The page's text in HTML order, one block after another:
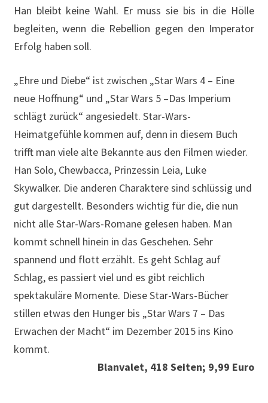
Han bleibt keine Wahl. Er muss sie bis in die Hölle
begleiten, wenn die Rebellion gegen den Imperator
Erfolg haben soll.
„Ehre und Diebe“ ist zwischen „Star Wars 4 – Eine
neue Hoffnung“ und „Star Wars 5 –Das Imperium
schlägt zurück“ angesiedelt. Star-Wars-
Heimatgefühle kommen auf, denn in diesem Buch
trifft man viele alte Bekannte aus den Filmen wieder.
Han Solo, Chewbacca, Prinzessin Leia, Luke
Skywalker. Die anderen Charaktere sind schlüssig und
gut dargestellt. Besonders wichtig für die, die nun
nicht alle Star-Wars-Romane gelesen haben. Man
kommt schnell hinein in das Geschehen. Sehr
spannend und flott erzählt. Es geht Schlag auf
Schlag, es passiert viel und es gibt reichlich
spektakuläre Momente. Diese Star-Wars-Bücher
stillen etwas den Hunger bis „Star Wars 7 – Das
Erwachen der Macht“ im Dezember 2015 ins Kino
kommt.
Blanvalet, 418 Seiten; 9,99 Euro